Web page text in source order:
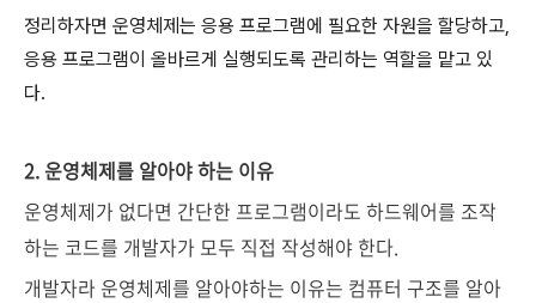
정리하자면 운영체제는 응용 프로그램에 필요한 자원을 할당하고,
응용 프로그램이 올바르게 실행되도록 관리하는 역할을 맡고 있
다.
2. 운영체제를 알아야 하는 이유
운영체제가 없다면 간단한 프로그램이라도 하드웨어를 조작
하는 코드를 개발자가 모두 직접 작성해야 한다.
개발자라 운영체제를 알아야하는 이유는 컴퓨터 구조를 알아